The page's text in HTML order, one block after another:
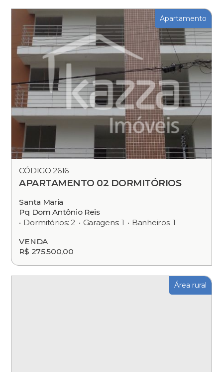
Apartamento
CÓDIGO 2616
APARTAMENTO 02 DORMITÓRIOS
Santa Maria
Pq Dom Antônio Reis
Dormitórios: 2
Garagens: 1
Banheiros: 1
VENDA
R$ 275.500,00
Área rural